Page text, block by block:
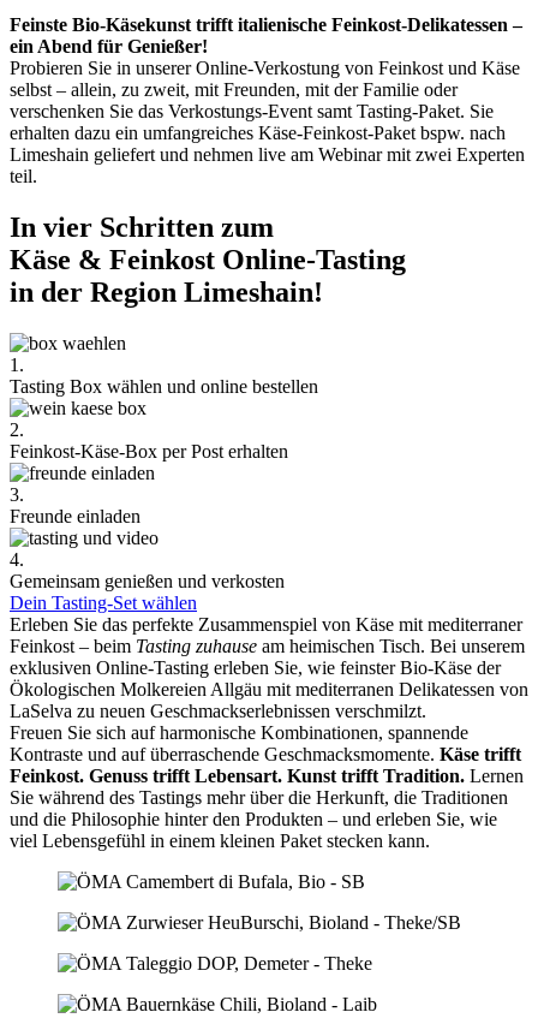
Feinste Bio-Käsekunst trifft italienische Feinkost-Delikatessen –
ein Abend für Genießer!
Probieren Sie in unserer Online-Verkostung von Feinkost und Käse
selbst – allein, zu zweit, mit Freunden, mit der Familie oder
verschenken Sie das Verkostungs-Event samt Tasting-Paket. Sie
erhalten dazu ein umfangreiches Käse-Feinkost-Paket bspw. nach
Limeshain geliefert und nehmen live am Webinar mit zwei Experten
teil.
In vier Schritten zum
Käse & Feinkost Online-Tasting
in der Region Limeshain!
1.
Tasting Box wählen und online bestellen
2.
Feinkost-Käse-Box per Post erhalten
3.
Freunde einladen
4.
Gemeinsam genießen und verkosten
Dein Tasting-Set wählen
Erleben Sie das perfekte Zusammenspiel von Käse mit mediterraner
Feinkost – beim Tasting zuhause am heimischen Tisch. Bei unserem
exklusiven Online-Tasting erleben Sie, wie feinster Bio-Käse der
Ökologischen Molkereien Allgäu mit mediterranen Delikatessen von
LaSelva zu neuen Geschmackserlebnissen verschmilzt.
Freuen Sie sich auf harmonische Kombinationen, spannende
Kontraste und auf überraschende Geschmacksmomente. Käse trifft
Feinkost. Genuss trifft Lebensart. Kunst trifft Tradition. Lernen
Sie während des Tastings mehr über die Herkunft, die Traditionen
und die Philosophie hinter den Produkten – und erleben Sie, wie
viel Lebensgefühl in einem kleinen Paket stecken kann.